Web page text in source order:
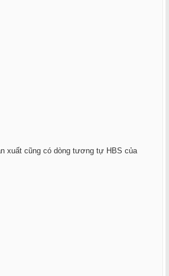
xuất cũng có dòng tương tự HBS của